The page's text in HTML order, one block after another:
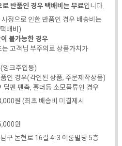
반품인 경우 택배비는 무료입니다.
정으로 인한 반품인 경우 배송비는
배비)
불가능한 경우
고객님 부주의로 상품가치가
잉크주입등)
인 경우(각인된 상품, 주문제작상품)
딥펜 펜촉, 홀더등 소모품류인 경우
원 (최초 배송비 미결제시
원
구 논현로 16길 4-3 이룸빌딩 5층